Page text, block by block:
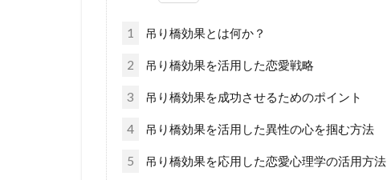
1 吊り橋効果とは何か？
2 吊り橋効果を活用した恋愛戦略
3 吊り橋効果を成功させるためのポイント
4 吊り橋効果を活用した異性の心を掴む方法
5 吊り橋効果を応用した恋愛心理学の活用方法